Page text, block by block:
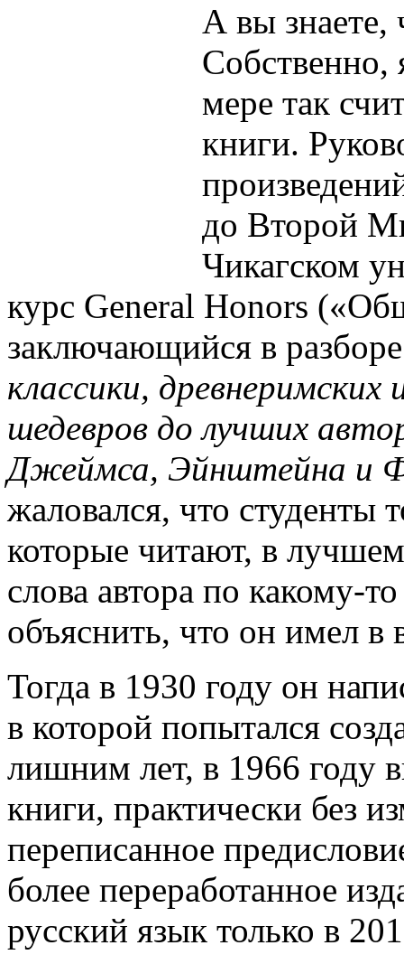
А вы знаете,
мере так
книги.
до Второй
Чикагском
курс General Honors
заключающийся в
классики,
шедевров до лучших
Джеймса, Эйнштейна и
жаловался, что студенты
которые читают, в
слова автора по какому-
объяснить, что он имел в
Тогда в 1930 году он
в которой попытался
лишним лет, в 1966 году
книги, практически без
переписанное
более переработанное
русский язык только в